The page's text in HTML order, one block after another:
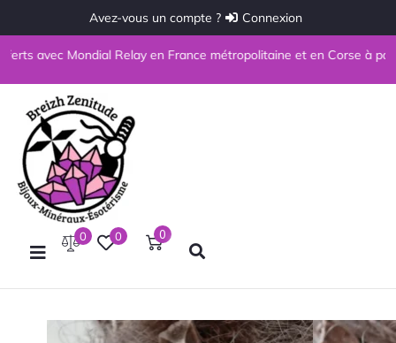
Avez-vous un compte ? Connexion
Mondial Relay en France métropolitaine et en Corse à partir de
0 0 0